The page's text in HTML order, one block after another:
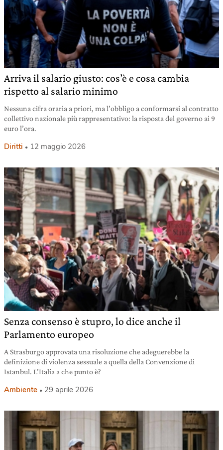
Arriva il salario giusto: cos’è e cosa cambia
rispetto al salario minimo
Nessuna cifra oraria a priori, ma l’obbligo a conformarsi al contratto
collettivo nazionale più rappresentativo: la risposta del governo ai 9
euro l’ora.
Diritti 12 maggio 2026
Senza consenso è stupro, lo dice anche il
Parlamento europeo
A Strasburgo approvata una risoluzione che adeguerebbe la
definizione di violenza sessuale a quella della Convenzione di
Istanbul. L’Italia a che punto è?
Ambiente 29 aprile 2026